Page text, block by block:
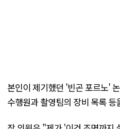
본인이 제기했던 '빈곤 포르노'
수행원과 촬영팀의 장비 목록